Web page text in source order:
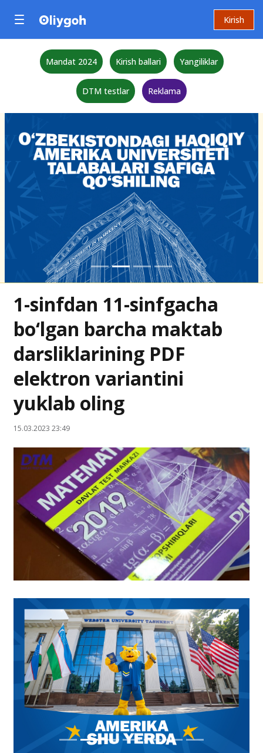
Kirish
Mandat 2024 Kirish ballari Yangiliklar
DTM testlar Reklama
1-sinfdan 11-sinfgacha
bo‘lgan barcha maktab
darsliklarining PDF
elektron variantini
yuklab oling
15.03.2023 23:49